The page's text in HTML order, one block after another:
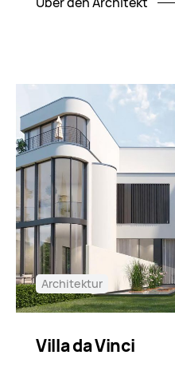
Architektur
Villa da Vinci